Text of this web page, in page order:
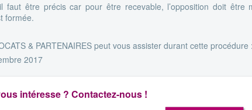
faut être précis car pour être recevable, l’opposition doit être
formée.
& PARTENAIRES peut vous assister durant cette
2017
intéresse ? Contactez-nous !